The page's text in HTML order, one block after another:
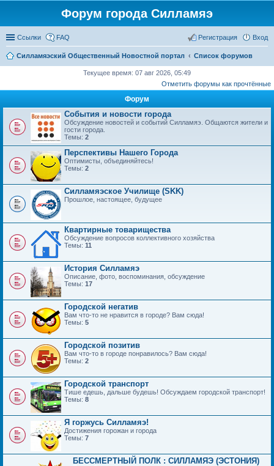
Форум города Силламяэ
Ссылки FAQ Вход
Регистрация
Силламяэский Общественный Новостной портал Список форумов
Текущее время: 07 авг 2026, 05:49
Отметить форумы как прочтённые
Форум
События и новости города
Обсуждение новостей и событий Силламяэ. Общаются жители и
гости города.
Темы: 2
Перспективы Нашего Города
Оптимисты, объединяйтесь!
Темы: 2
Силламяэское Училище (SKK)
Прошлое, настоящее, будущее
Квартирные товарищества
Обсуждение вопросов коллективного хозяйства
Темы: 11
История Силламяэ
Описание, фото, воспоминания, обсуждение
Темы: 17
Городской негатив
Вам что-то не нравится в городе? Вам сюда!
Темы: 5
Городской позитив
Вам что-то в городе понравилось? Вам сюда!
Темы: 2
Городской транспорт
Тише едешь, дальше будешь! Обсуждаем городской транспорт!
Темы: 8
Я горжусь Силламяэ!
Достижения горожан и города
Темы: 7
БЕССМЕРТНЫЙ ПОЛК : СИЛЛАМЯЭ (ЭСТОНИЯ)